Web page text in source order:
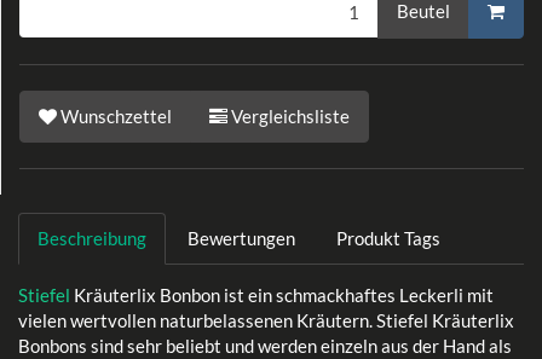
Beutel
Wunschzettel Vergleichsliste
Beschreibung Bewertungen Produkt Tags
Stiefel Kräuterlix Bonbon ist ein schmackhaftes Leckerli mit
vielen wertvollen naturbelassenen Kräutern. Stiefel Kräuterlix
Bonbons sind sehr beliebt und werden einzeln aus der Hand als